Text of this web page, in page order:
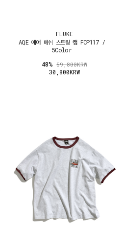
FLUKE
AQE 에어 메쉬 스트링 캡 FCP117 /
5Color
48% 59,800KRW
30,800KRW